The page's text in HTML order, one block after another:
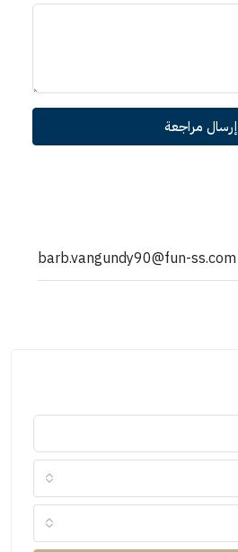
إرسال مراجعة
barb.vangundy90@fun-ss.com